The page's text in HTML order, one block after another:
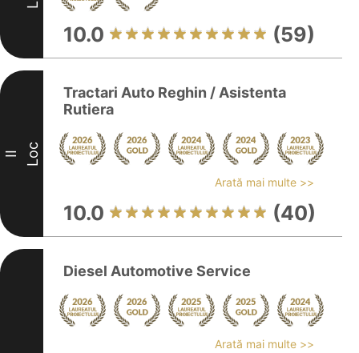
10.0 (59)
II Loc
Tractari Auto Reghin / Asistenta
Rutiera
Arată mai multe >>
10.0 (40)
Diesel Automotive Service
Arată mai multe >>